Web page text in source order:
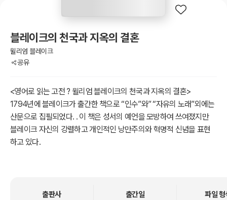
블레이크의 천국과 지옥의 결혼
윌리엄 블레이크
공유
<영어로 읽는 고전 ? 윌리엄 블레이크의 천국과 지옥의 결혼>
1794년에 블레이크가 출간한 책으로 “인수”와” “자유의 노래”외에는
산문으로 집필되었다. . 이 책은 성서의 예언을 모방하여 쓰여졌지만
블레이크 자신의 강렬하고 개인적인 낭만주의와 혁명적 신념을 표현
하고 있다.
출판사
출간일
파일 형